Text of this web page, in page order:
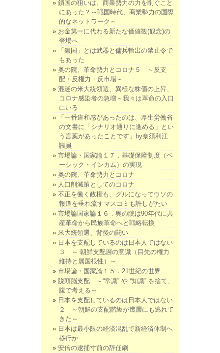
鎖国の狙いは、商業勢力の力を削ぐこと
にあった？～戦国時代、商業勢力の国際
的なネットワーク～
お金第一に代わる新たな価値観(観念)の
登場へ
「鎖国」とは武器と傭兵輸出の禁止令で
もあった
奥の院、革命勢力とコロナ５ ～反支
配・反権力・反市場～
混迷の米大統領選、異様な株価の上昇、
コロナ感染者の急増～我々は革命の入口
にいる
「一番違和感があったのは、厚生労働省
の文書に「シナリオ通りに進める」とい
う言葉があったことです」by奈須利江
議員
市場論・国家論１７．基礎保障制度（ベ
ーシック・インカム）の実現
奥の院、革命勢力とコロナ
人口削減策としてのコロナ
不正を働く政権も、グルになってウソの
報道を垂れ流すマスコミも許しがたい
市場論国家論１６．奥の院は90年代に共
産革命から民族革命へと戦略転換
米大統領選、背後の闘い
日本を支配しているのは日本人ではない
３ ～ 朝鮮支配層の意識（目先の権力
維持と属国根性）～
市場論・国家論１５．21世紀の世界
脱頭脳支配 ～“常識” や “知識” を捨て、
腹で考える～
日本を支配しているのは日本人ではない
２ ～朝鮮の支配階級が幾層にも逃れて
きた～
日本は最小限の経済混乱で新経済体制へ
移行か
安倍の逮捕寸前の辞任劇